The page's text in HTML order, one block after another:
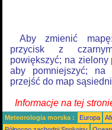
Aby zmienić
przycisk z
powiększyć; na zielony
aby pomniejszyć; na
przejść do map
Informacje na tej
Meteorologia morska : Europa